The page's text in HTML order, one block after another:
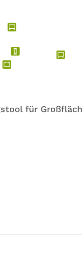
für